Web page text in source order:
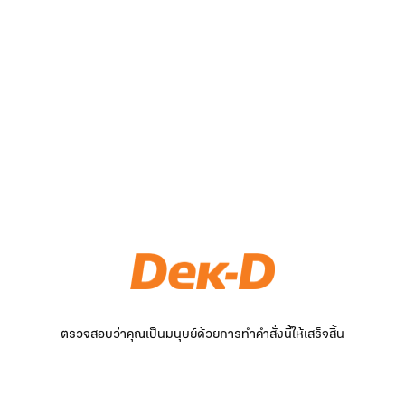
ตรวจสอบว่าคุณเป็นมนุษย์ด้วยการทำคำสั่งนี้ให้เสร็จสิ้น